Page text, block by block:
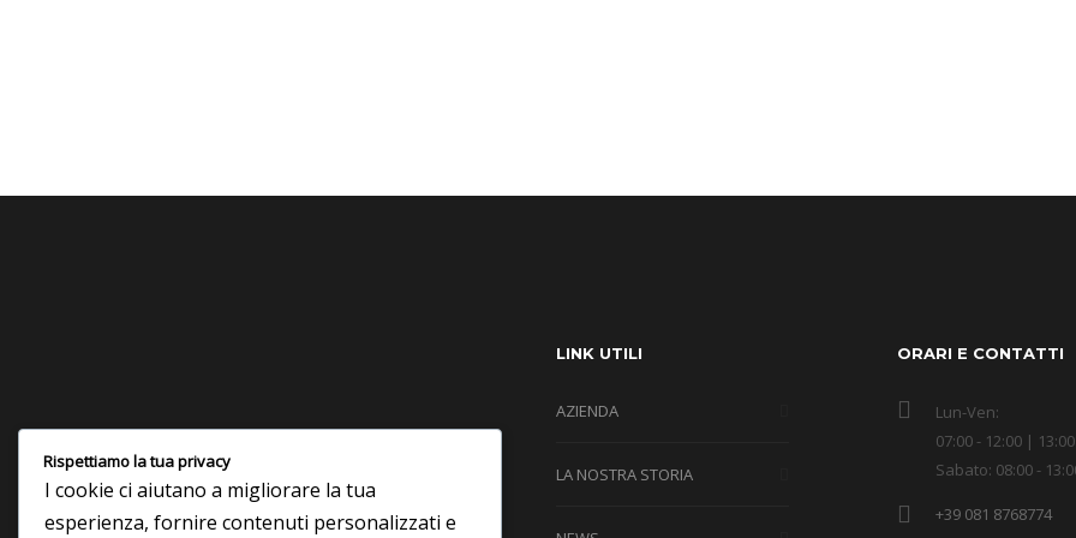
Un’azienda di lunga tradizione. Grazie alla nostra lunga
esperienza nel settore siamo in grado di trovare una
soluzione a ogni tipo di esigenza. Dalla fornitura del
prodotto alla progettazione, dal trasporto alla posa in
LINK UTILI
AZIENDA
LA NOSTRA STORIA
ORARI E CONTATTI
Lun-Ven:
07:00 - 12:00 |
Sabato: 08:00 -
+39 081 8768774
Rispettiamo la tua privacy
I cookie ci aiutano a migliorare la tua
esperienza, fornire contenuti personalizzati e